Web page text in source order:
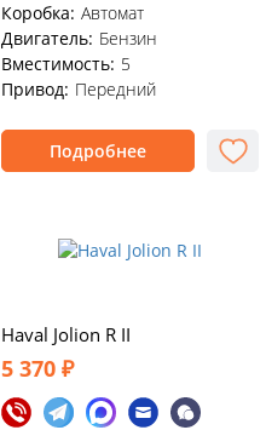
Коробка: Автомат
Двигатель: Бензин
Вместимость: 5
Привод: Передний
Подробнее
Haval Jolion R II
5 370 ₽